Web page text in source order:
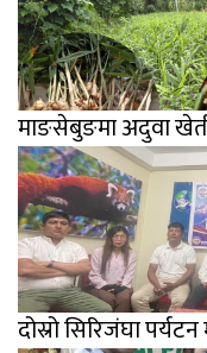
माङसेबुङमा अदुवा
दोस्रो सिरिजंघा